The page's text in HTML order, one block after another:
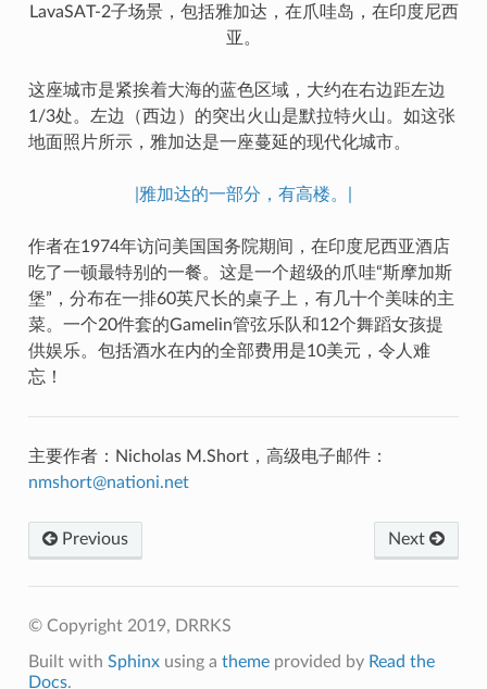
LavaSAT-2子场景，包括雅加达，在爪哇岛，在印度尼西
亚。
这座城市是紧挨着大海的蓝色区域，大约在右边距左边
1/3处。左边（西边）的突出火山是默拉特火山。如这张
地面照片所示，雅加达是一座蔓延的现代化城市。
|雅加达的一部分，有高楼。|
作者在1974年访问美国国务院期间，在印度尼西亚酒店
吃了一顿最特别的一餐。这是一个超级的爪哇“斯摩加斯
堡”，分布在一排60英尺长的桌子上，有几十个美味的主
菜。一个20件套的Gamelin管弦乐队和12个舞蹈女孩提
供娱乐。包括酒水在内的全部费用是10美元，令人难
忘！
主要作者：Nicholas M.Short，高级电子邮件：
nmshort@nationi.net
Next
Previous
© Copyright 2019, DRRKS
Built with Sphinxusing a themeprovided by Read the
Docs.